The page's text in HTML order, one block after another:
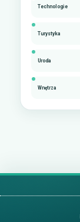
Technologie
Turystyka
Uroda
Wnętrza